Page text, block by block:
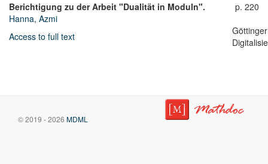
Berichtigung zu der Arbeit "Dualität in Moduln".
Hanna, Azmi
Access to full text
p. 220
Göttinger
© 2019 - 2026 MDML